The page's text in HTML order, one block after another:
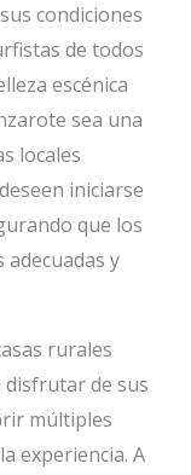
condiciones
de todos
escénica
sea una
locales
iniciarse
que los
y
rurales
de sus
múltiples
experiencia. A